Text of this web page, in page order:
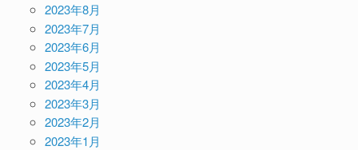
2023年8月
2023年7月
2023年6月
2023年5月
2023年4月
2023年3月
2023年2月
2023年1月